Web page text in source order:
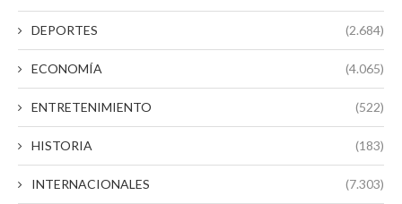
DEPORTES (2.684)
ECONOMÍA (4.065)
ENTRETENIMIENTO (522)
HISTORIA (183)
INTERNACIONALES (7.303)